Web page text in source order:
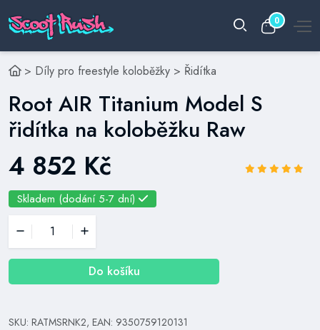
0
> Díly pro freestyle koloběžky > Řidítka
Root AIR Titanium Model S
řidítka na koloběžku Raw
4 852 Kč
Skladem (dodání 5-7 dní)
Do košíku
SKU: RATMSRNK2, EAN: 9350759120131